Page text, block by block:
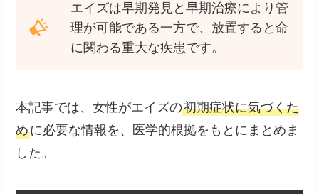
エイズは早期発見と早期治療により管
理が可能である一方で、放置すると命
に関わる重大な疾患です。
本記事では、女性がエイズの初期症状に気づくた
めに必要な情報を、医学的根拠をもとにまとめま
した。